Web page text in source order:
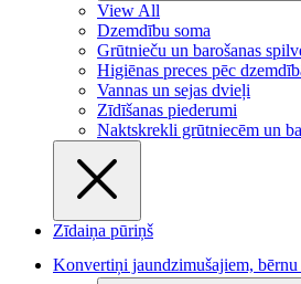
View All
Dzemdību soma
Grūtnieču un barošanas
Higiēnas preces pēc
Vannas un sejas dvieļi
Zīdīšanas piederumi
Naktskrekli grūtniecēm un
Zīdaiņa pūriņš
Konvertiņi jaundzimušajiem,